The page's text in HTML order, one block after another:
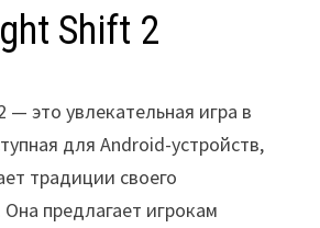
Shift 2
— это увлекательная игра в
для Android-устройств,
традиции своего
предлагает игрокам